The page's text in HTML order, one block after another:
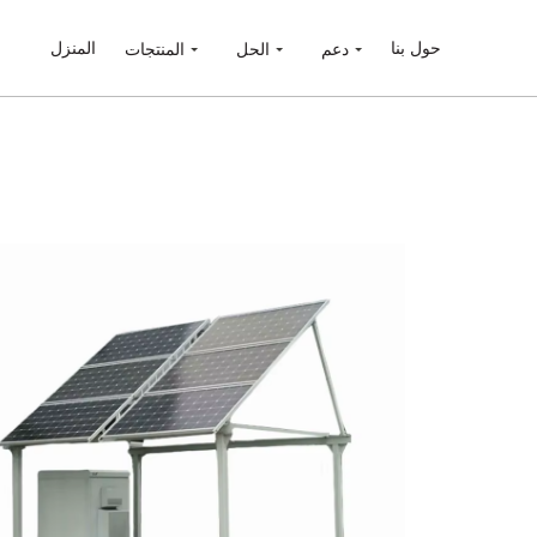
المنزل المنتجات الحل دعم حول بنا